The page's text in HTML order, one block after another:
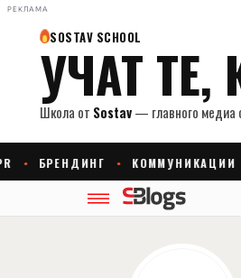
РЕКЛАМА